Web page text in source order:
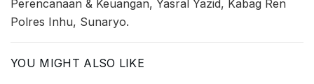
Perencanaan & Keuangan, Yasral Yazid, Kabag Ren
Polres Inhu, Sunaryo.
YOU MIGHT ALSO LIKE